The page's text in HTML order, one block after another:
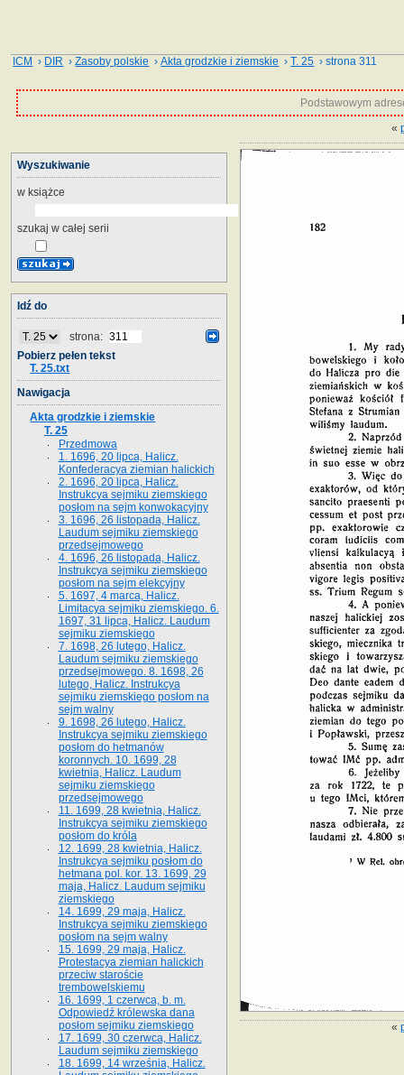
ICM › DIR ›Zasoby polskie ›Akta grodzkie i ziemskie ›T. 25 › strona 311
Podstawowym
«
«
Wyszukiwanie
w książce
szukaj w całej serii
Idź do
strona:
Pobierz pełen tekst
T. 25.txt
Nawigacja
Akta grodzkie i ziemskie
T. 25
Przedmowa
1. 1696, 20 lipca, Halicz.
Konfederacya ziemian halickich
2. 1696, 20 lipca, Halicz.
Instrukcya sejmiku ziemskiego
posłom na sejm konwokacyjny
3. 1696, 26 listopada, Halicz.
Laudum sejmiku ziemskiego
przedsejmowego
4. 1696, 26 listopada, Halicz.
Instrukcya sejmiku ziemskiego
posłom na sejm elekcyjny
5. 1697, 4 marca, Halicz.
Limitacya sejmiku ziemskiego. 6.
1697, 31 lipca, Halicz. Laudum
sejmiku ziemskiego
7. 1698, 26 lutego, Halicz.
Laudum sejmiku ziemskiego
przedsejmowego. 8. 1698, 26
lutego, Halicz. Instrukcya
sejmiku ziemskiego posłom na
sejm walny
9. 1698, 26 lutego, Halicz.
Instrukcya sejmiku ziemskiego
posłom do hetmanów
koronnych. 10. 1699, 28
kwietnia, Halicz. Laudum
sejmiku ziemskiego
przedsejmowego
11. 1699, 28 kwietnia, Halicz.
Instrukcya sejmiku ziemskiego
posłom do króla
12. 1699, 28 kwietnia, Halicz.
Instrukcya sejmiku posłom do
hetmana pol. kor. 13. 1699, 29
maja, Halicz. Laudum sejmiku
ziemskiego
14. 1699, 29 maja, Halicz.
Instrukcya sejmiku ziemskiego
posłom na sejm walny
15. 1699, 29 maja, Halicz.
Protestacya ziemian halickich
przeciw staroście
trembowelskiemu
16. 1699, 1 czerwca, b. m.
Odpowiedź królewska dana
posłom sejmiku ziemskiego
17. 1699, 30 czerwca, Halicz.
Laudum sejmiku ziemskiego
18. 1699, 14 września, Halicz.